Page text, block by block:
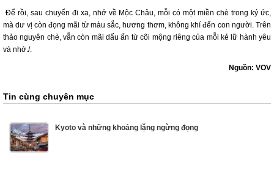
Để rồi, sau chuyến đi xa, nhớ về Mộc Châu, mỗi có một miền chè trong ký ức,
mà dư vị còn đọng mãi từ màu sắc, hương thơm, không khí đến con người. Trên
thảo nguyên chè, vẫn còn mãi dấu ấn từ cõi mộng riêng của mỗi kẻ lữ hành yêu
và nhớ./.
Nguồn: VOV
Tin cùng chuyên mục
Kyoto và những khoảng lặng ngừng đọng